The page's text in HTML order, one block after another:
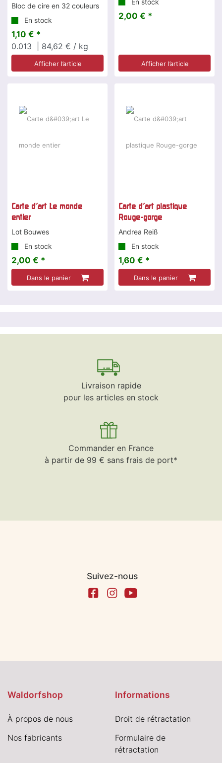
Bloc de cire en 32 couleurs
En stock
1,10 € *
0.013
| 84,62 € / kg
Afficher l’article
En stock
2,00 € *
Afficher l’article
Carte d'art Le monde
entier
Lot Bouwes
En stock
2,00 € *
Dans le panier
Carte d'art plastique
Rouge-gorge
Andrea Reiß
En stock
1,60 € *
Dans le panier
Livraison rapide
pour les articles en stock
Commander en France
à partir de 99 € sans frais de port*
Suivez-nous
Waldorfshop
À propos de nous
Nos fabricants
Informations
Droit de rétractation
Formulaire de
rétractation